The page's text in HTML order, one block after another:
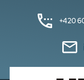
+420